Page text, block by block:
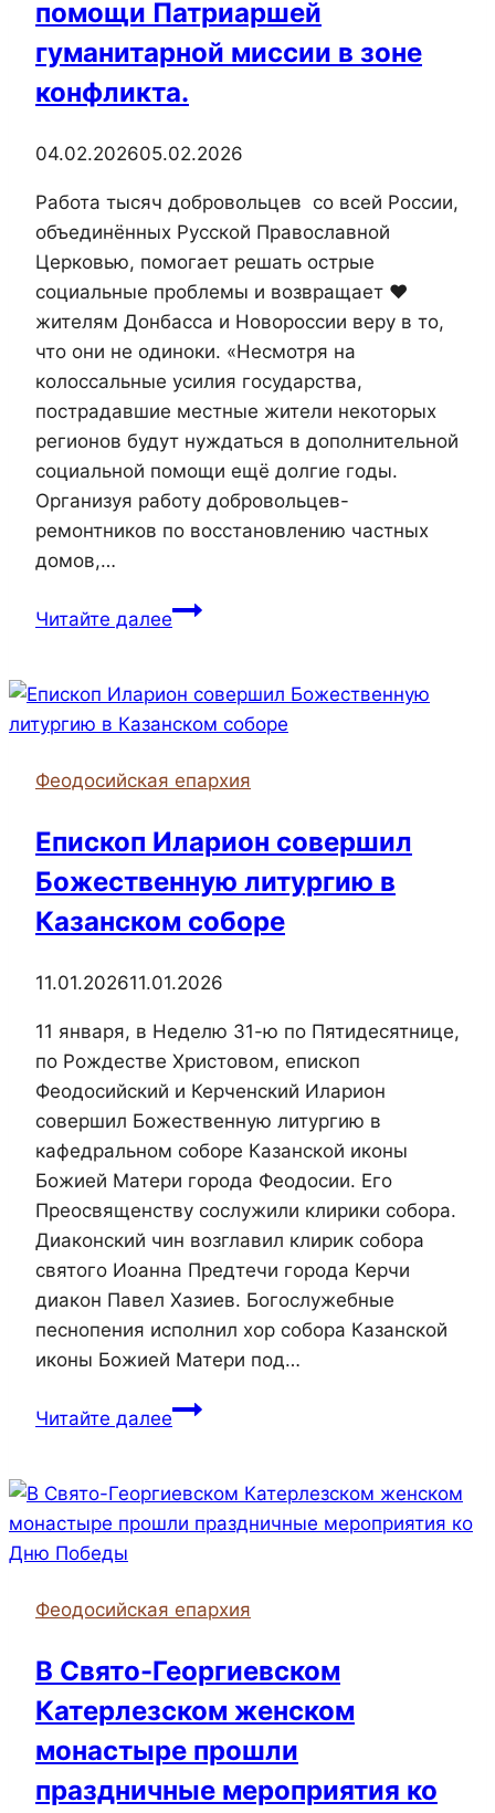
помощи Патриаршей
гуманитарной миссии в зоне
конфликта.
04.02.202605.02.2026
Работа тысяч добровольцев со всей России,
объединённых Русской Православной
Церковью, помогает решать острые
социальные проблемы и возвращает ❤️
жителям Донбасса и Новороссии веру в то,
что они не одиноки. «Несмотря на
колоссальные усилия государства,
пострадавшие местные жители некоторых
регионов будут нуждаться в дополнительной
социальной помощи ещё долгие годы.
Организуя работу добровольцев-
ремонтников по восстановлению частных
домов,…
Читайте далееПочти
стали
участниками
помощи
гуманитарной
миссии
зоне
Феодосийская епархия
Епископ Иларион совершил
Божественную литургию в
Казанском соборе
11.01.202611.01.2026
11 января, в Неделю 31-ю по Пятидесятнице,
по Рождестве Христовом, епископ
Феодосийский и Керченский Иларион
совершил Божественную литургию в
кафедральном соборе Казанской иконы
Божией Матери города Феодосии. Его
Преосвященству сослужили клирики собора.
Диаконский чин возглавил клирик собора
святого Иоанна Предтечи города Керчи
диакон Павел Хазиев. Богослужебные
песнопения исполнил хор собора Казанской
иконы Божией Матери под…
Читайте далееЕпископ
Божественную
литургию
соборе
Феодосийская епархия
В Свято-Георгиевском
Катерлезском женском
монастыре прошли
праздничные мероприятия ко